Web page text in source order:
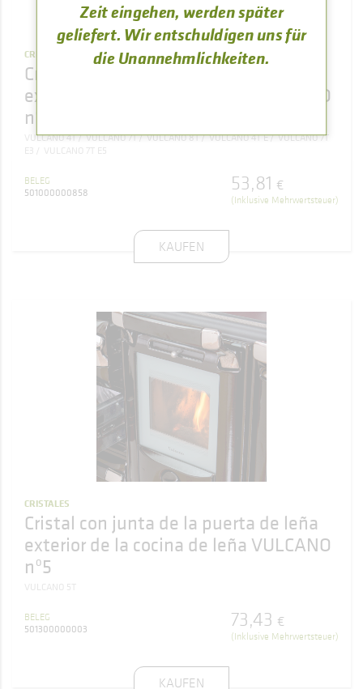
CRISTALES
Cristal con junta de la puerta de leña
exterior de la cocina de leña VULCANO
nº4, 7 y 8 (158 x 186 mm)
VULCANO 4T VULCANO 7T VULCANO 8T VULCANO 4T E
VULCANO 7T
E3
VULCANO 7T E5
BELEG
501000000858
53,81 €
(Inklusive Mehrwertsteuer)
KAUFEN
CRISTALES
Cristal con junta de la puerta de leña
exterior de la cocina de leña VULCANO
nº5
VULCANO 5T
BELEG
501300000003
73,43 €
(Inklusive Mehrwertsteuer)
KAUFEN
Zeit eingehen, werden später
geliefert. Wir entschuldigen uns für
die Unannehmlichkeiten.